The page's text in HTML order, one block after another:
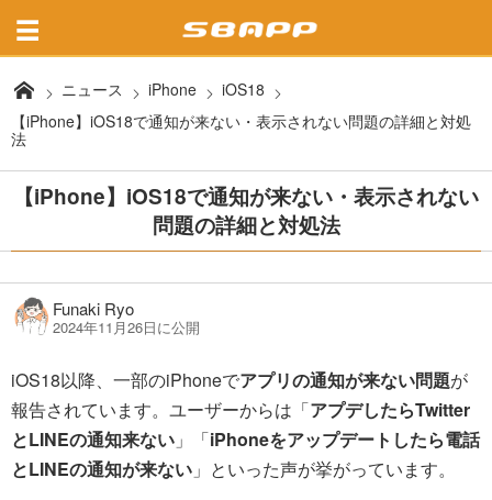
ニュース iPhone
iOS18
【iPhone】iOS18で通知が来ない・表示されない問題の詳細と対処
法
【iPhone】iOS18で通知が来ない・表示されない
問題の詳細と対処法
Funaki Ryo
2024年11月26日に公開
iOS18以降、一部のiPhoneでアプリの通知が来ない問題が
報告されています。ユーザーからは「アプデしたらTwitter
とLINEの通知来ない 」「iPhoneをアップデートしたら電話
とLINEの通知が来ない 」といった声が挙がっています。